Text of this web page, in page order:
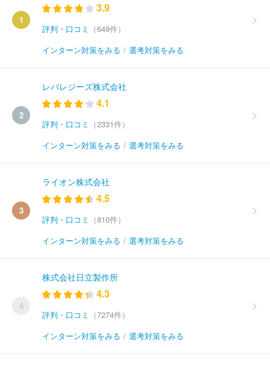
1
3.9
評判・口コミ
（649件）
インターン対策をみる / 選考対策をみる
2
レバレジーズ株式会社
4.1
評判・口コミ
（2331件）
インターン対策をみる / 選考対策をみる
3
ライオン株式会社
4.5
評判・口コミ
（810件）
インターン対策をみる / 選考対策をみる
4
株式会社日立製作所
4.3
評判・口コミ
（7274件）
インターン対策をみる / 選考対策をみる